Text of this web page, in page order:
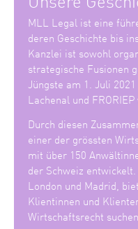
MLL Legal ist eine
deren Geschichte bis
Kanzlei ist sowohl
strategische Fusionen
Jüngste am 1. Juli
Lachenal und
Durch diesen
einer der grössten
mit über 150
der Schweiz
London und Madrid,
Klientinnen und
Wirtschaftsrecht